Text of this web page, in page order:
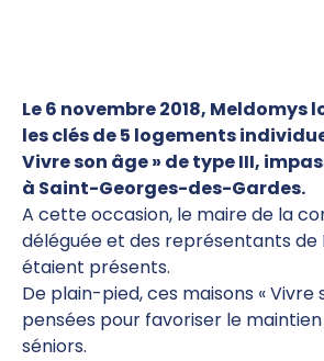
Le 6 novembre 2018, Meldomys
les clés de 5 logements
Vivre son âge » de type III,
à Saint-Georges-des-Gardes.
A cette occasion, le maire de la
déléguée et des représentants
étaient présents.
De plain-pied, ces maisons « Vivre
pensées pour favoriser le
séniors.